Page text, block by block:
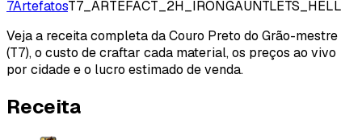
7ArtefatosT7_ARTEFACT_2H_IRONGAUNTLETS_HELL
Veja a receita completa da Couro Preto do Grão-mestre
(T7), o custo de craftar cada material, os preços ao vivo
por cidade e o lucro estimado de venda.
Receita